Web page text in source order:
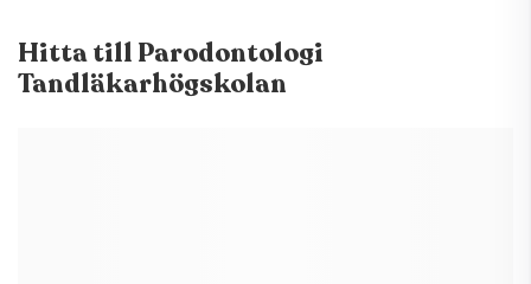
Hitta till Parodontologi
Tandläkarhögskolan